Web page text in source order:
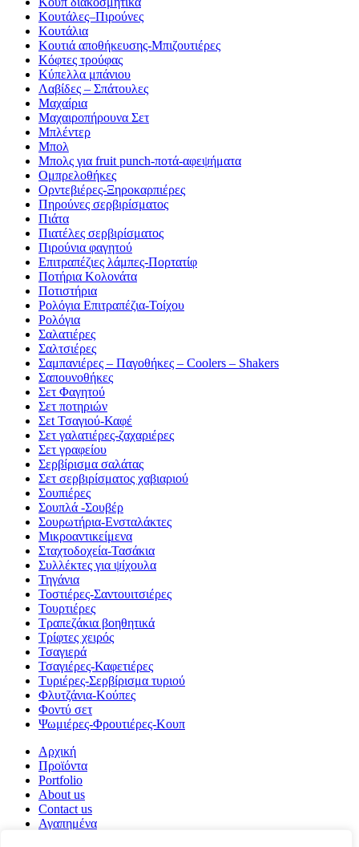
Κουτάλες–Πιρούνες
Κουτάλια
Κουτιά αποθήκευσης-Μπιζουτιέρες
Κόφτες τρούφας
Κύπελλα μπάνιου
Λαβίδες – Σπάτουλες
Μαχαίρια
Μαχαιροπήρουνα Σετ
Μπλέντερ
Μπολ
Μπολς για fruit punch-ποτά-αφεψήματα
Ομπρελοθήκες
Ορντεβιέρες-Ξηροκαρπιέρες
Πηρούνες σερβιρίσματος
Πιάτα
Πιατέλες σερβιρίσματος
Πιρούνια φαγητού
Επιτραπέζιες λάμπες-Πορτατίφ
Ποτήρια Κολονάτα
Ποτιστήρια
Ρολόγια Επιτραπέζια-Τοίχου
Ρολόγια
Σαλατιέρες
Σαλτσιέρες
Σαμπανιέρες – Παγοθήκες – Coolers – Shakers
Σαπουνοθήκες
Σετ Φαγητού
Σετ ποτηριών
Σεt Τσαγιού-Καφέ
Σετ γαλατιέρες-ζαχαριέρες
Σετ γραφείου
Σερβίρισμα σαλάτας
Σετ σερβιρίσματος χαβιαριού
Σουπιέρες
Σουπλά -Σουβέρ
Σουρωτήρια-Ενσταλάκτες
Μικροαντικείμενα
Σταχτοδοχεία-Τασάκια
Συλλέκτες για ψίχουλα
Τηγάνια
Τοστιέρες-Σαντουιτσιέρες
Τουρτιέρες
Τραπεζάκια βοηθητικά
Τρίφτες χειρός
Τσαγιερά
Τσαγιέρες-Καφετιέρες
Τυριέρες-Σερβίρισμα τυριού
Φλυτζάνια-Κούπες
Φοντύ σετ
Ψωμιέρες-Φρουτιέρες-Κουπ
Αρχική
Προϊόντα
Portfolio
About us
Contact us
Αγαπημένα